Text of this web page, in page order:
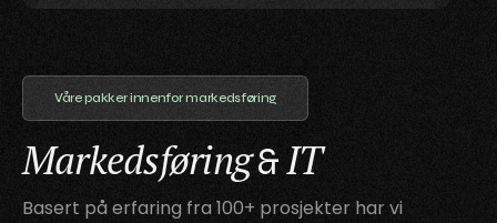
Våre pakker innenfor markedsføring
Markedsføring&IT
Basert på erfaring fra 100+ prosjekter har vi